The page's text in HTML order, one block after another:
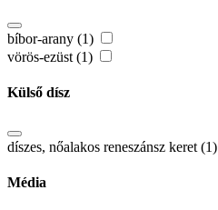
bíbor-arany (1)
vörös-ezüst (1)
Külső dísz
díszes, nőalakos reneszánsz keret (1)
Média